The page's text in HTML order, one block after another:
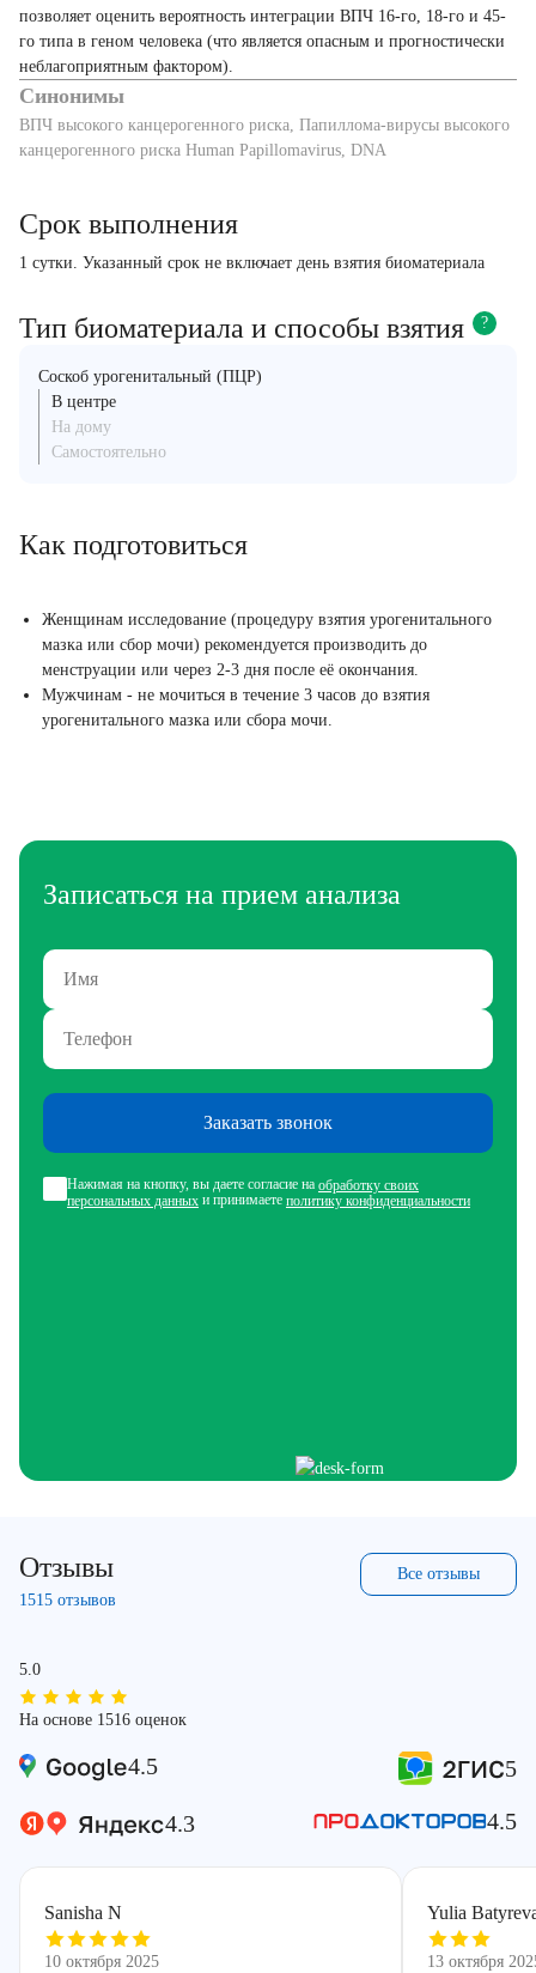
позволяет оценить вероятность интеграции ВПЧ 16-го, 18-го и 45-
го типа в геном человека (что является опасным и прогностически
неблагоприятным фактором).
Синонимы
ВПЧ высокого канцерогенного риска, Папиллома-вирусы высокого
канцерогенного риска Human Papillomavirus, DNA
Срок выполнения
1 сутки. Указанный срок не включает день взятия биоматериала
Тип биоматериала и способы взятия ?
Соскоб урогенитальный (ПЦР)
В центре
На дому
Самостоятельно
Как подготовиться
Женщинам исследование (процедуру взятия урогенитального
мазка или сбор мочи) рекомендуется производить до
менструации или через 2-3 дня после её окончания.
Мужчинам - не мочиться в течение 3 часов до взятия
урогенитального мазка или сбора мочи.
Записаться на прием анализа
Заказать звонок
Нажимая на кнопку, вы даете согласие на обработку своих
персональных данных и принимаете политику конфиденциальности
Отзывы
1515 отзывов
Все отзывы
5.0
На основе 1516 оценок
4.5 5
4.3 4.5
Sanisha N
10 октября 2025
Yulia
13 октября